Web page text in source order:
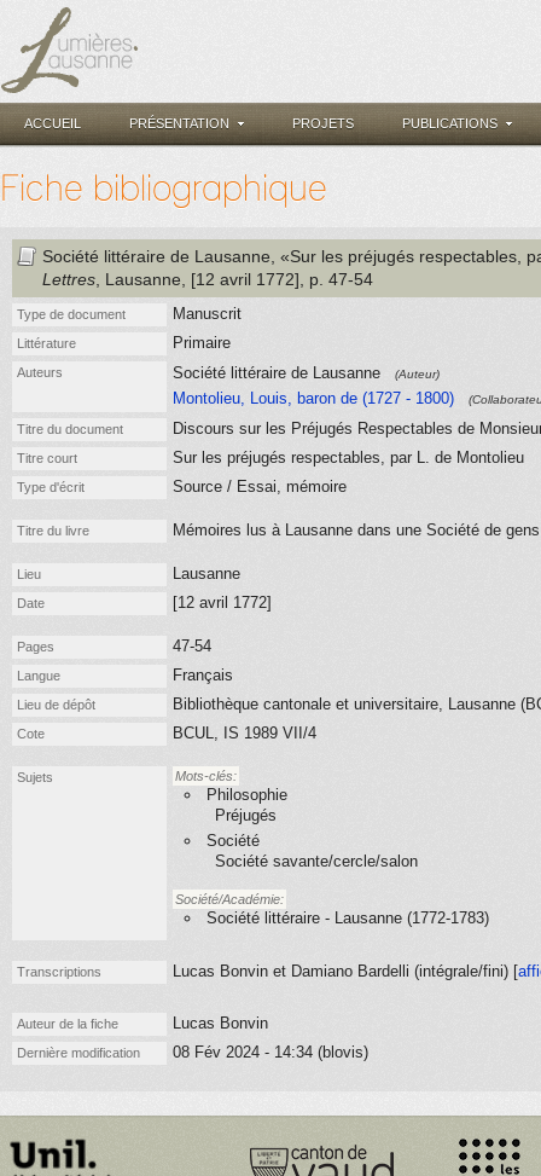
ACCUEIL PRÉSENTATION PROJETS PUBLICATIONS
Fiche bibliographique
Société littéraire de Lausanne , «Sur les préjugés respectables,
Lettres , Lausanne , [12 avril 1772] , p. 47-54
Type de document Manuscrit
Littérature Primaire
Auteurs Société littéraire de Lausanne (Auteur)
Montolieu, Louis, baron de (1727 - 1800)
Titre du document Discours sur les Préjugés Respectables de
Titre court Sur les préjugés respectables, par L. de Montolieu
Type d'écrit Source / Essai, mémoire
Titre du livre Mémoires lus à Lausanne dans une Société de
Lieu Lausanne
Date [12 avril 1772]
Pages 47-54
Langue Français
Lieu de dépôt Bibliothèque cantonale et universitaire, Lausanne
Cote BCUL, IS 1989 VII/4
Sujets Mots-clés:
Philosophie
Préjugés
Société
Société savante/cercle/salon
Société/Académie:
Société littéraire - Lausanne (1772-1783)
Transcriptions Lucas Bonvin et Damiano Bardelli (intégrale/fini) [
Auteur de la fiche Lucas Bonvin
Dernière modification 08 Fév 2024 - 14:34 (blovis)